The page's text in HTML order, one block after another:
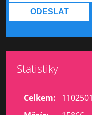
Statistiky
Celkem:
1102501